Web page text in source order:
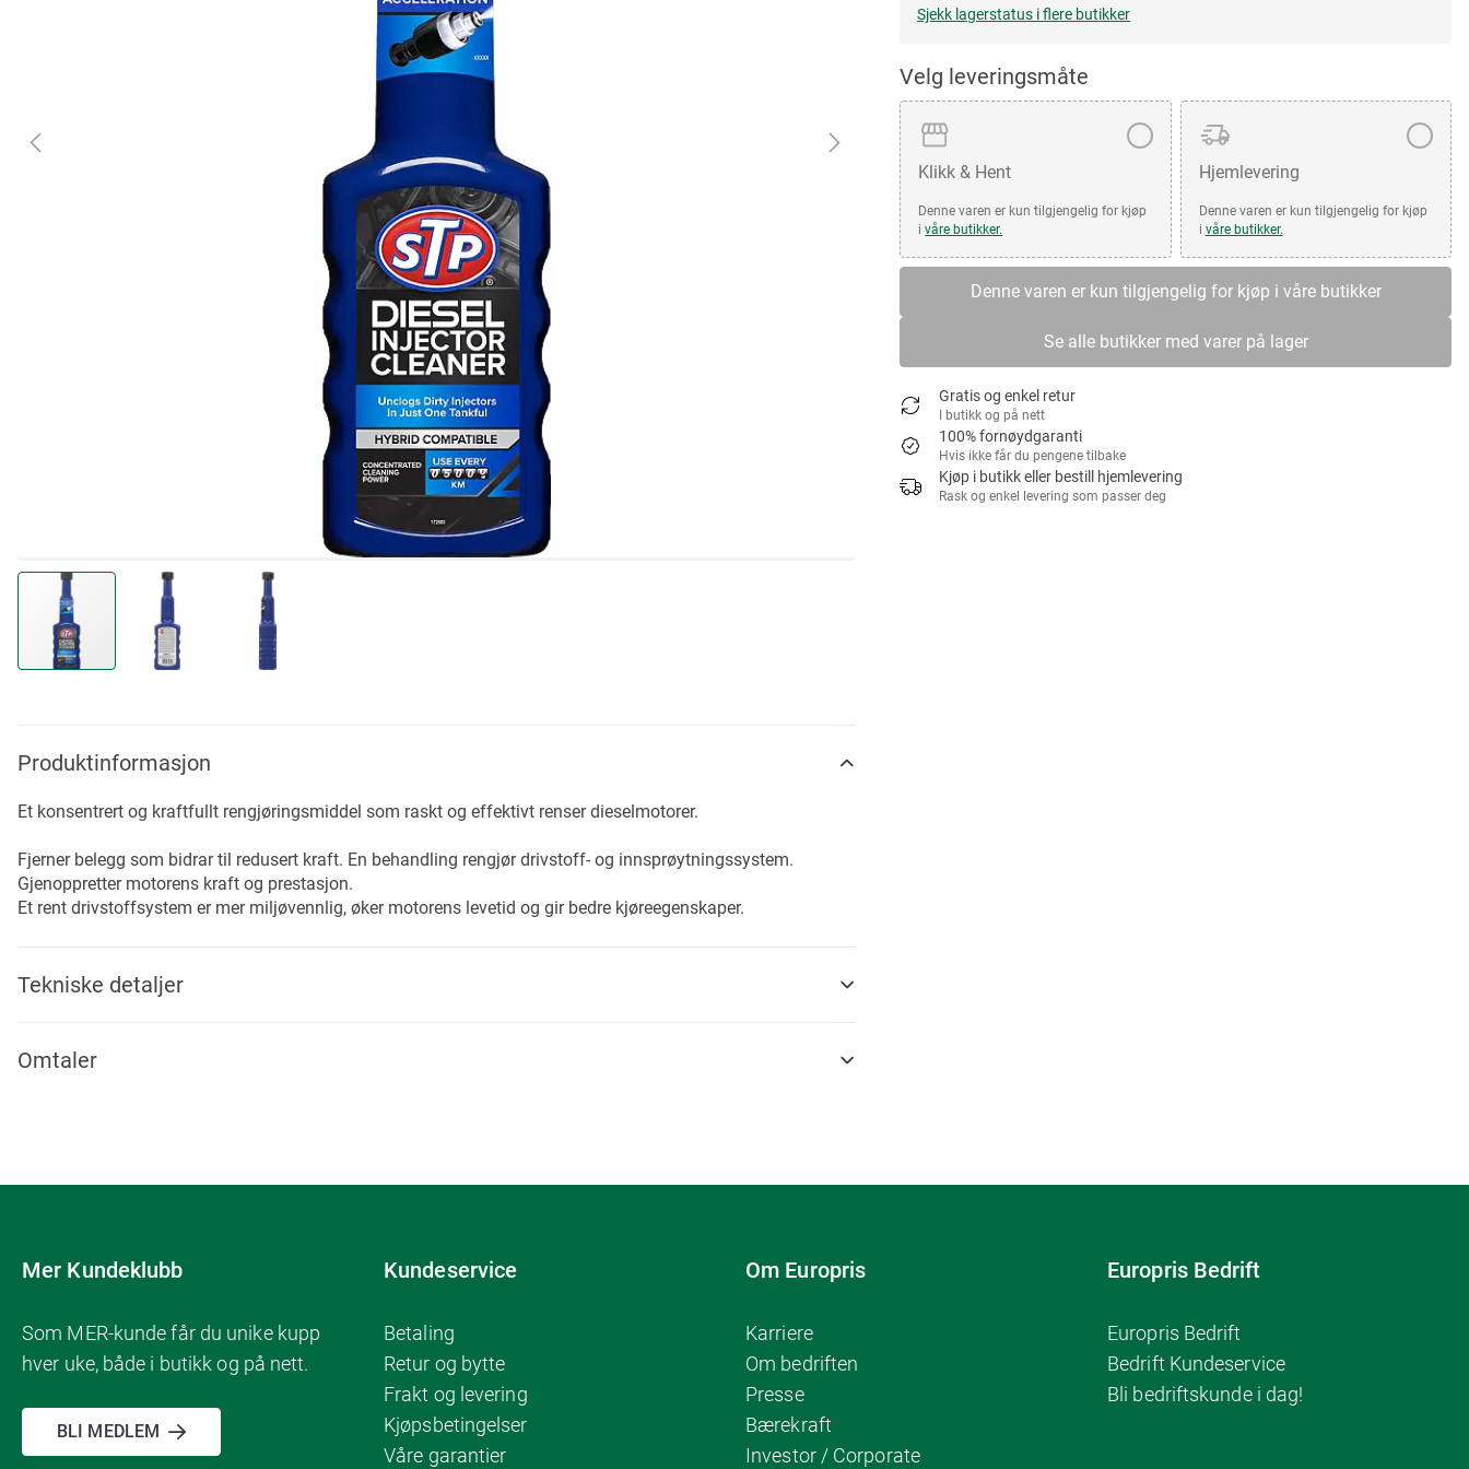
Sjekk lagerstatus i flere butikker
Velg leveringsmåte
Klikk & Hent
Denne varen er kun tilgjengelig for kjøp
ivåre butikker.
Hjemlevering
Denne varen er kun tilgjengelig for kjøp
i våre butikker.
Denne varen er kun tilgjengelig for kjøp i våre butikker
Se alle butikker med varer på lager
Gratis og enkel retur
I butikk og på nett
100% fornøydgaranti
Hvis ikke får du pengene tilbake
Kjøp i butikk eller bestill hjemlevering
Rask og enkel levering som passer deg
the
beginning
the
gallery
Produktinformasjon
Et konsentrert og kraftfullt rengjøringsmiddel som raskt og effektivt renser dieselmotorer.
Fjerner belegg som bidrar til redusert kraft. En behandling rengjør drivstoff- og innsprøytningssystem.
Gjenoppretter motorens kraft og prestasjon.
Et rent drivstoffsystem er mer miljøvennlig, øker motorens levetid og gir bedre kjøreegenskaper.
Tekniske detaljer
Omtaler
Mer Kundeklubb
Som MER-kunde får du unike kupp
hver uke, både i butikk og på nett.
BLI MEDLEM
Kundeservice
Betaling
Retur og bytte
Frakt og levering
Kjøpsbetingelser
Våre garantier
Om Europris
Karriere
Om bedriften
Presse
Bærekraft
Investor / Corporate
Europris Bedrift
Europris Bedrift
Bedrift Kundeservice
Bli bedriftskunde i dag!